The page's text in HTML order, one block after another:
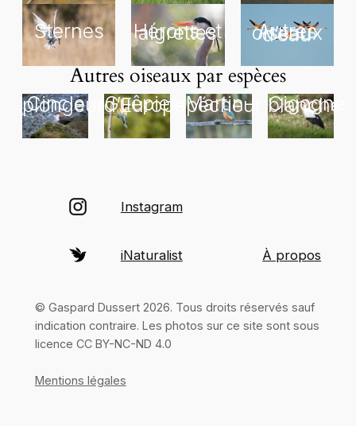
Sternes Hérons et aigrettes Autres oiseaux d’eau
Autres oiseaux par espèces
Cincle plongeur Guêpier d’Europe Martin-pécheur Cigogne blanche
Instagram
iNaturalist À propos
© Gaspard Dussert 2026. Tous droits réservés sauf
indication contraire. Les photos sur ce site sont sous
licence CC BY-NC-ND 4.0
Mentions légales